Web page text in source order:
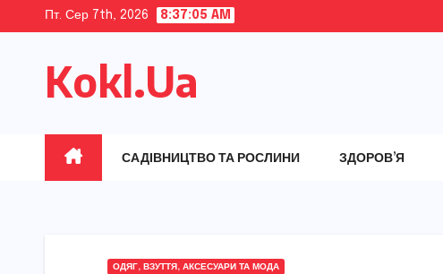
content
Пт. Сер 7th, 2026 8:37:06 AM
Kokl.Ua
САДІВНИЦТВО ТА РОСЛИНИ ЗДОРОВ’Я
ОДЯГ, ВЗУТТЯ, АКСЕСУАРИ ТА МОДА